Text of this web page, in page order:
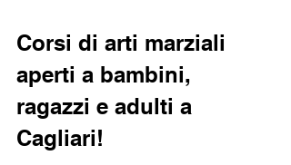
Corsi di arti marziali
aperti a bambini,
ragazzi e adulti a
Cagliari!